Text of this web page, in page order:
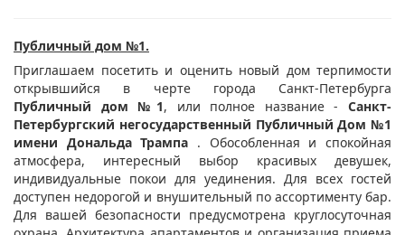
Публичный дом №1.
Приглашаем посетить и оценить новый дом терпимости
открывшийся в черте города Санкт-Петербурга
Публичный дом №1, или полное название - Санкт-
Петербургский негосударственный Публичный Дом №1
имени Дональда Трампа . Обособленная и спокойная
атмосфера, интересный выбор красивых девушек,
индивидуальные покои для уединения. Для всех гостей
доступен недорогой и внушительный по ассортименту бар.
Для вашей безопасности предусмотрена круглосуточная